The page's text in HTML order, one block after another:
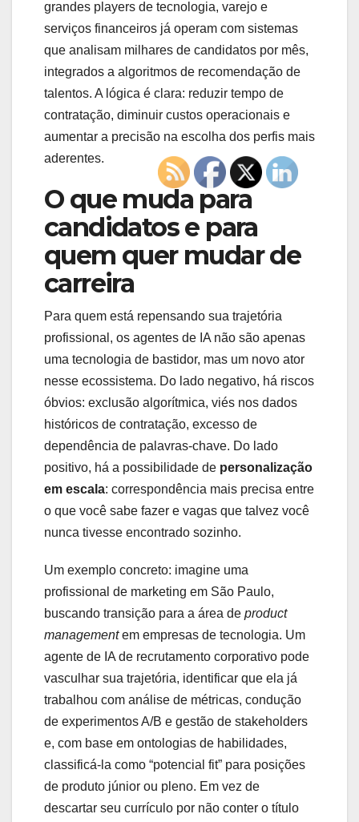
grandes players de tecnologia, varejo e
serviços financeiros já operam com sistemas
que analisam milhares de candidatos por mês,
integrados a algoritmos de recomendação de
talentos. A lógica é clara: reduzir tempo de
contratação, diminuir custos operacionais e
aumentar a precisão na escolha dos perfis mais
aderentes.
O que muda para
candidatos e para
quem quer mudar de
carreira
Para quem está repensando sua trajetória
profissional, os agentes de IA não são apenas
uma tecnologia de bastidor, mas um novo ator
nesse ecossistema. Do lado negativo, há riscos
óbvios: exclusão algorítmica, viés nos dados
históricos de contratação, excesso de
dependência de palavras-chave. Do lado
positivo, há a possibilidade de personalização
em escala: correspondência mais precisa entre
o que você sabe fazer e vagas que talvez você
nunca tivesse encontrado sozinho.
Um exemplo concreto: imagine uma
profissional de marketing em São Paulo,
buscando transição para a área de product
managementem empresas de tecnologia. Um
agente de IA de recrutamento corporativo pode
vasculhar sua trajetória, identificar que ela já
trabalhou com análise de métricas, condução
de experimentos A/B e gestão de stakeholders
e, com base em ontologias de habilidades,
classificá-la como “potencial fit” para posições
de produto júnior ou pleno. Em vez de
descartar seu currículo por não conter o título